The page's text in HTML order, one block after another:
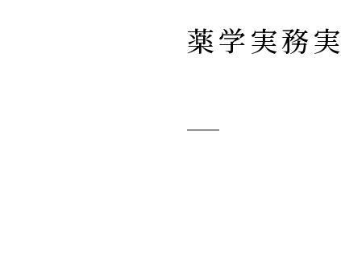
薬学実務